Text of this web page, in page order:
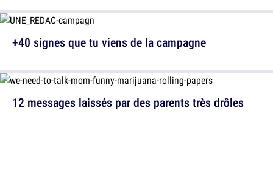
12 messages laissés par des parents très drôles
+40 signes que tu viens de la campagne